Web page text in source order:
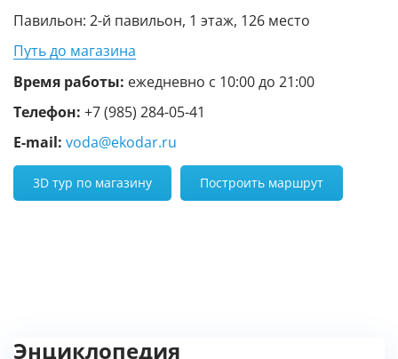
Павильон: 2-й павильон, 1 этаж, 126 место
Путь до магазина
Время работы: ежедневно с 10:00 до 21:00
Телефон: +7 (985) 284-05-41
E-mail: voda@ekodar.ru
3D тур по магазину Построить маршрут
Энциклопедия